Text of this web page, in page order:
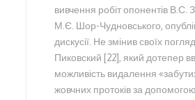
вивчення робіт опонентів В.С.
М.Є. Шор-Чудновського,
дискусії. Не змінив своїх
Пиковский [22], який дотепер
можливість видалення
жовчних протоків за допомогою